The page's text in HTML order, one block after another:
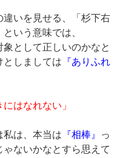
いを見せる、「杉下右
いう意味では、
象として正しいのかなと
としましては 『ありふれ
はなれない」
私は、本当は 『相棒』
っ
ないかなとすら思えて